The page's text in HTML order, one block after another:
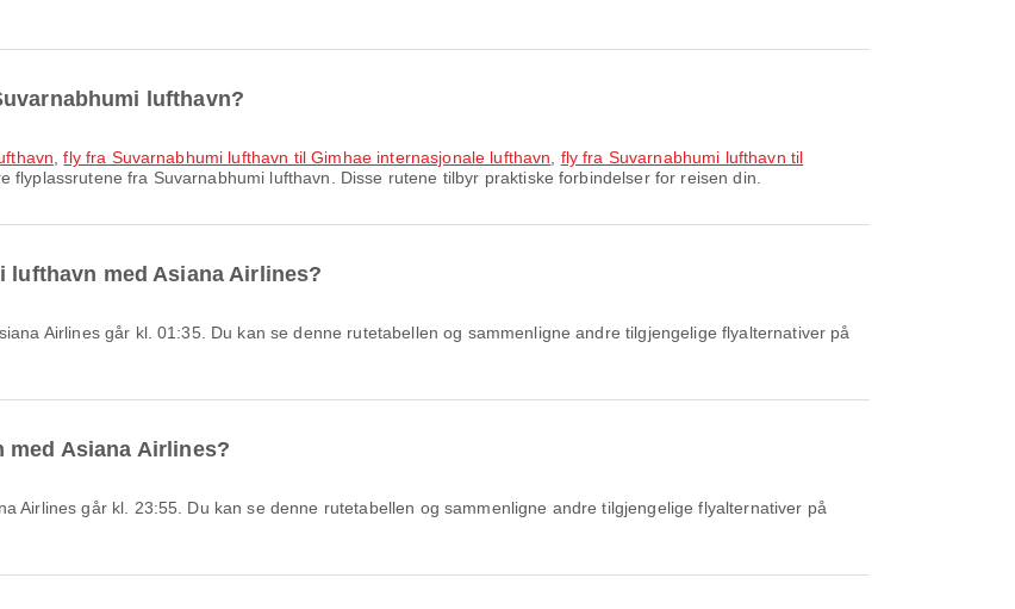
lufthavn?
,fly fra Suvarnabhumi lufthavn til Gimhae internasjonale lufthavn
fly fra Suvarnabhumi lufthavn til
flyplassrutene fra Suvarnabhumi lufthavn. Disse rutene tilbyr praktiske forbindelser for reisen din.
lufthavn med Asiana Airlines?
Asiana Airlines?